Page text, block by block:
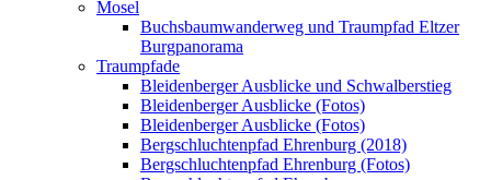
Mosel
Buchsbaumwanderweg und Traumpfad Eltzer
Burgpanorama
Traumpfade
Bleidenberger Ausblicke und Schwalberstieg
Bleidenberger Ausblicke (Fotos)
Bleidenberger Ausblicke (Fotos)
Bergschluchtenpfad Ehrenburg (2018)
Bergschluchtenpfad Ehrenburg (Fotos)